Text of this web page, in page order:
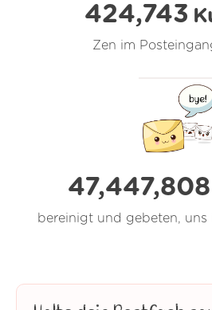
424,743
Zen im
47,447,810
bereinigt und gebeten, uns